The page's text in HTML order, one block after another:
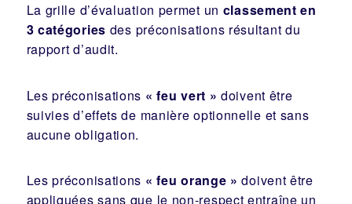
La grille d’évaluation permet un classement en
3 catégories des préconisations résultant du
rapport d’audit.
Les préconisations « feu vert » doivent être
suivies d’effets de manière optionnelle et sans
aucune obligation.
Les préconisations « feu orange » doivent être
appliquées sans que le non-respect entraîne un